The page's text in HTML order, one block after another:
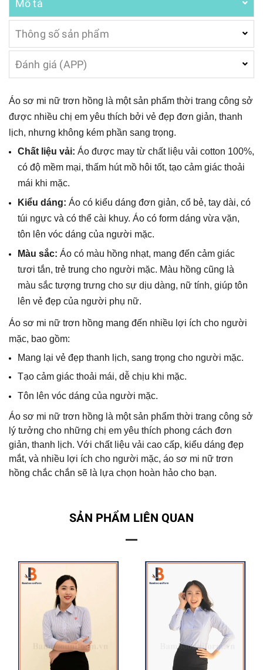
Mô tả
Thông số sản phẩm
Đánh giá (APP)
Áo sơ mi nữ trơn hồng là một sản phẩm thời trang công sở
được nhiều chị em yêu thích bởi vẻ đẹp đơn giản, thanh
lịch, nhưng không kém phần sang trọng.
Chất liệu vải: Áo được may từ chất liệu vải cotton 100%,
có độ mềm mại, thấm hút mồ hôi tốt, tạo cảm giác thoải
mái khi mặc.
Kiểu dáng: Áo có kiểu dáng đơn giản, cổ bẻ, tay dài, có
túi ngực và có thể cài khuy. Áo có form dáng vừa vặn,
tôn lên vóc dáng của người mặc.
Màu sắc: Áo có màu hồng nhạt, mang đến cảm giác
tươi tắn, trẻ trung cho người mặc. Màu hồng cũng là
màu sắc tượng trưng cho sự dịu dàng, nữ tính, giúp tôn
lên vẻ đẹp của người phụ nữ.
Áo sơ mi nữ trơn hồng mang đến nhiều lợi ích cho người
mặc, bao gồm:
Mang lại vẻ đẹp thanh lịch, sang trọng cho người mặc.
Tạo cảm giác thoải mái, dễ chịu khi mặc.
Tôn lên vóc dáng của người mặc.
Áo sơ mi nữ trơn hồng là một sản phẩm thời trang công sở
lý tưởng cho những chị em yêu thích phong cách đơn
giản, thanh lịch. Với chất liệu vải cao cấp, kiểu dáng đẹp
mắt, và nhiều lợi ích cho người mặc, áo sơ mi nữ trơn
hồng chắc chắn sẽ là lựa chọn hoàn hảo cho bạn.
SẢN PHẨM LIÊN QUAN